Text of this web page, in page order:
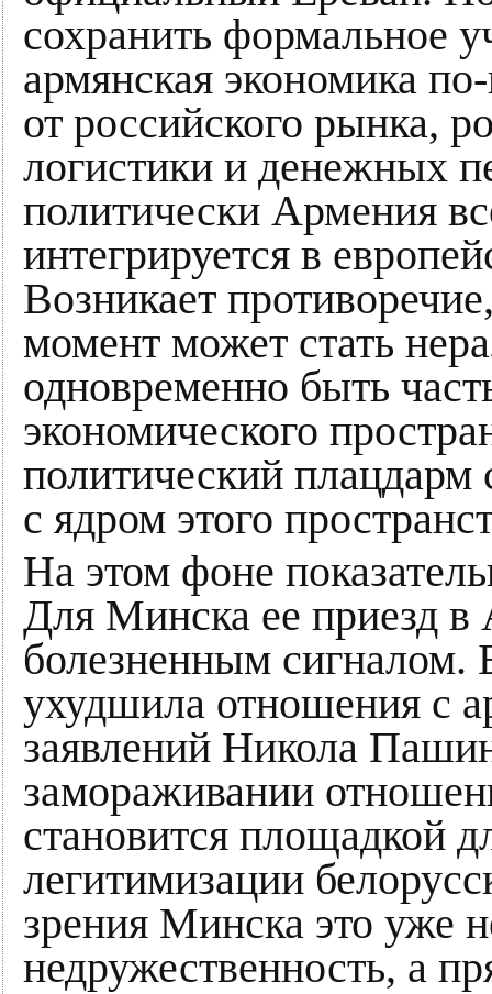
сохранить формальное
армянская экономика
от российского рынка,
логистики и денежных
политически Армения
интегрируется в
Возникает
момент может стать
одновременно быть
экономического
политический
с ядром этого
На этом фоне
Для Минска ее приезд
болезненным сигналом.
ухудшила отношения с
заявлений Никола
замораживании
становится площадкой
легитимизации
зрения Минска это уже
недружественность, а